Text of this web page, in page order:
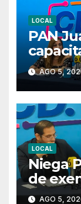
LOCAL
PAN
rumbo
2027
AGO 5,
LOCAL
Niega
de
Juárez
AGO 5,